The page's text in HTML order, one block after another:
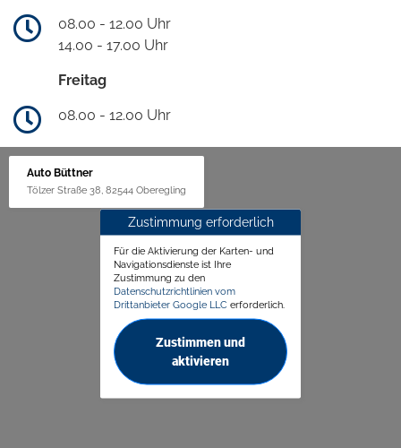
08.00 - 12.00 Uhr
14.00 - 17.00 Uhr
Freitag
08.00 - 12.00 Uhr
Auto Büttner
Tölzer Straße 38, 82544 Oberegling
Zustimmung erforderlich
Für die Aktivierung der Karten- und
Navigationsdienste ist Ihre
Zustimmung zu den
Datenschutzrichtlinien vom
Drittanbieter Google LLC erforderlich.
Zustimmen und
aktivieren